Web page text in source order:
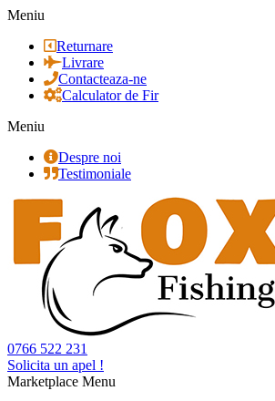
Meniu
Returnare
Livrare
Contacteaza-ne
Calculator de Fir
Meniu
Despre noi
Testimoniale
0766 522 231
Solicita un apel !
Marketplace Menu